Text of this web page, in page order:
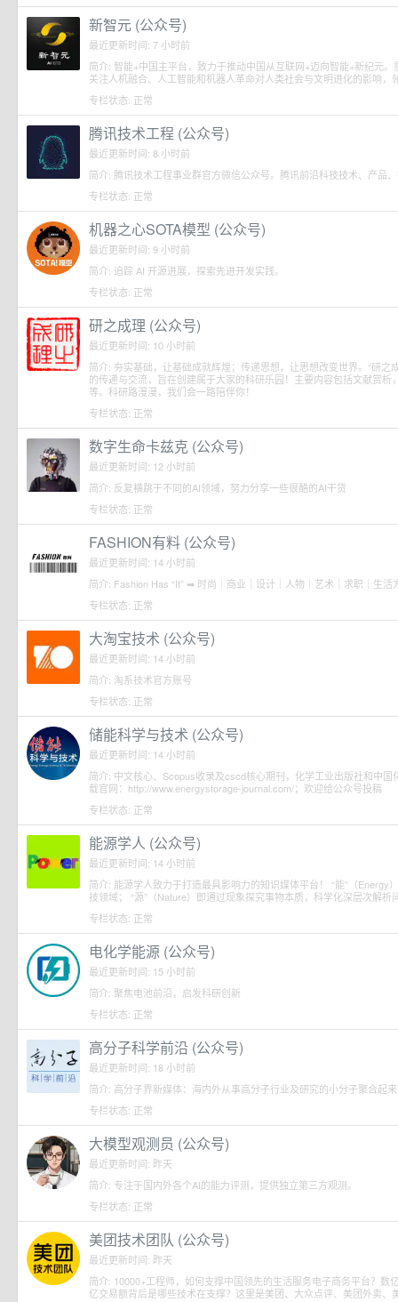
新智元 (公众号)
最近更新时间: 7 小时前
简介: 智能+中国主平台，致力于推动中国从互联网+迈向智能+新纪元
关注人机融合、人工智能和机器人革命对人类社会与文明进化的影响，
专栏状态: 正常
腾讯技术工程 (公众号)
最近更新时间: 8 小时前
简介: 腾讯技术工程事业群官方微信公众号。腾讯前沿科技技术、产品
专栏状态: 正常
机器之心SOTA模型 (公众号)
最近更新时间: 9 小时前
简介: 追踪 AI 开源进展，探索先进开发实践。
专栏状态: 正常
研之成理 (公众号)
最近更新时间: 10 小时前
简介: 夯实基础，让基础成就辉煌；传递思想，让思想改变世界。“研之
的传递与交流，旨在创建属于大家的科研乐园！主要内容包括文献赏
等。科研路漫漫，我们会一路陪伴你！
专栏状态: 正常
数字生命卡兹克 (公众号)
最近更新时间: 12 小时前
简介: 反复横跳于不同的AI领域，努力分享一些很酷的AI干货
专栏状态: 正常
FASHION有料 (公众号)
最近更新时间: 14 小时前
简介: Fashion Has “It” ➡️ 时尚｜商业｜设计｜人物｜艺术｜求职｜生活
专栏状态: 正常
大淘宝技术 (公众号)
最近更新时间: 14 小时前
简介: 淘系技术官方账号
专栏状态: 正常
储能科学与技术 (公众号)
最近更新时间: 14 小时前
简介: 中文核心、Scopus收录及cscd核心期刊，化学工业出版社和中
载官网：http://www.energystorage-journal.com/；欢迎给公众号投稿
专栏状态: 正常
能源学人 (公众号)
最近更新时间: 14 小时前
简介: 能源学人致力于打造最具影响力的知识媒体平台！ “能”（Energy
技领域； “源”（Nature）即通过现象探究事物本质，科学化深层次解析
专栏状态: 正常
电化学能源 (公众号)
最近更新时间: 15 小时前
简介: 聚焦电池前沿，启发科研创新
专栏状态: 正常
高分子科学前沿 (公众号)
最近更新时间: 18 小时前
简介: 高分子界新媒体：海内外从事高分子行业及研究的小分子聚合起来
专栏状态: 正常
大模型观测员 (公众号)
最近更新时间: 昨天
简介: 专注于国内外各个AI的能力评测，提供独立第三方观测。
专栏状态: 正常
美团技术团队 (公众号)
最近更新时间: 昨天
简介: 10000+工程师，如何支撑中国领先的生活服务电子商务平台？数
亿交易额背后是哪些技术在支撑？这里是美团、大众点评、美团外卖